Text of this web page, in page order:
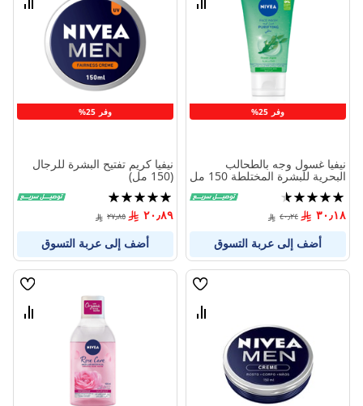
وفر 25%
قارن
نيفيا غسول وجه بالطحالب
البحرية للبشرة المختلطة 150 مل
تقييم:
90%
٣٠٫١٨ ٤٠٫٢٤
أضف إلى عربة التسوق
وفر 25%
قارن
نيفيا كريم تفتيح البشرة للرجال
(150 مل)
تقييم:
100%
٢٠٫٨٩ ٢٧٫٨٥
أضف إلى عربة التسوق
قائمة
قارن
قائمة
قارن